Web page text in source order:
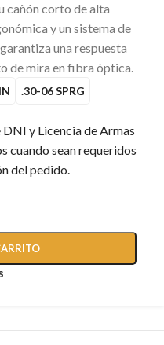
cañón corto de alta
y un sistema de
una respuesta
de mira en fibra óptica.
.30-06 SPRG
y Licencia de Armas
cuando sean requeridos
del pedido.